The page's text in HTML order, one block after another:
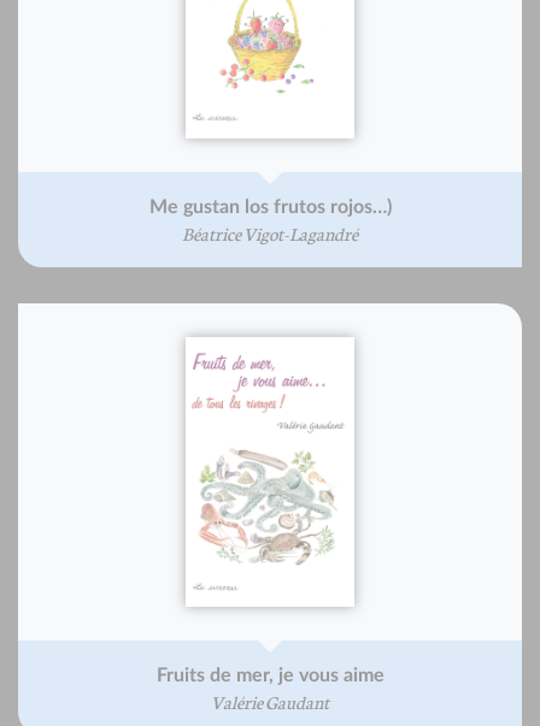
Me gustan los frutos rojos…)
Béatrice Vigot-Lagandré
Fruits de mer, je vous aime
Valérie Gaudant